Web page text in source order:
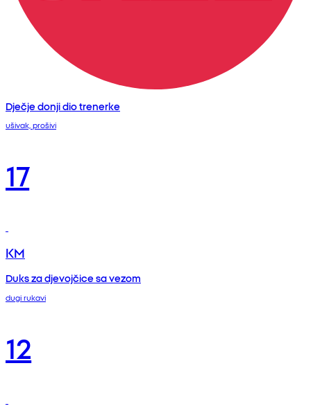
Dječje donji dio trenerke
ušivak, prošivi
17
KM
Duks za djevojčice sa vezom
dugi rukavi
12